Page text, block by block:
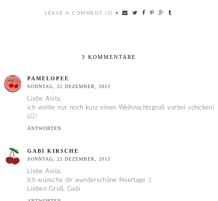
LEAVE A COMMENT (3) •
3 KOMMENTARE
PAMELOPEE
SONNTAG, 22 DEZEMBER, 2013
Liebe Anita,
ich wollte nur noch kurz einen Weihnachtsgruß vorbei schicken!
LG!
ANTWORTEN
GABI KIRSCHE
SONNTAG, 22 DEZEMBER, 2013
Liebe Anita,
Ich wünsche dir wunderschöne Feiertage :)
Lieben Gruß, Gabi